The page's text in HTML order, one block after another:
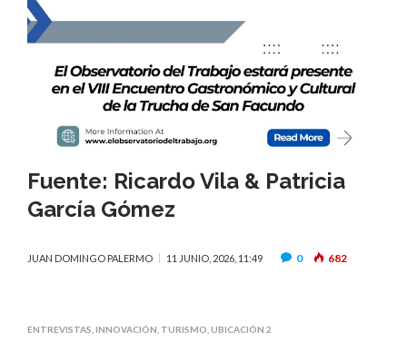
Fuente: Ricardo Vila & Patricia
García Gómez
JUAN DOMINGO PALERMO 11 JUNIO, 2026, 11:49 0 682
ENTREVISTAS INNOVACIÓN TURISMO UBICACIÓN 2